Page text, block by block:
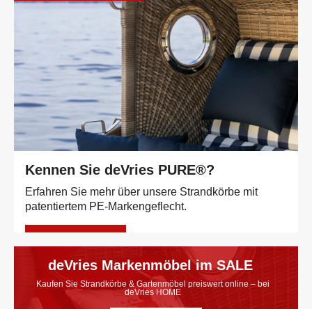
Kennen Sie deVries PURE®?
Erfahren Sie mehr über unsere Strandkörbe mit
patentiertem PE-Markengeflecht.
deVries Markenmöbel im SALE
Kaufen Sie Strandkörbe & Gartenmöbel preiswert online – bei
deVries HOME